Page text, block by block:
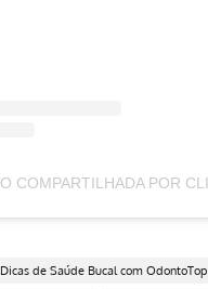
Dicas de Saúde Bucal com OdontoTop